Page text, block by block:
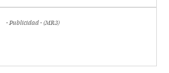
- Publicidad - (MR3)